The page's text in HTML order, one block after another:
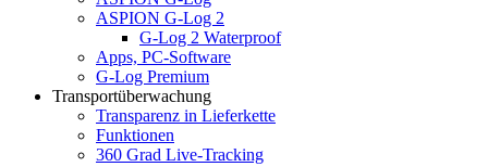
ASPION G-Log 2
G-Log 2 Waterproof
Apps, PC-Software
G-Log Premium
Transportüberwachung
Transparenz in Lieferkette
Funktionen
360 Grad Live-Tracking